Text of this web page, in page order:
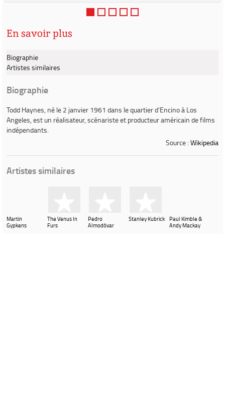
En savoir plus
Biographie
Artistes similaires
Biographie
Todd Haynes, né le 2 janvier 1961 dans le quartier d'Encino à Los
Angeles, est un réalisateur, scénariste et producteur américain de films
indépendants.
Source : Wikipedia
Artistes similaires
Martin
Gypkens
The Venus In
Furs
Pedro
Almodóvar
Stanley Kubrick
Paul Kimble &
Andy Mackay